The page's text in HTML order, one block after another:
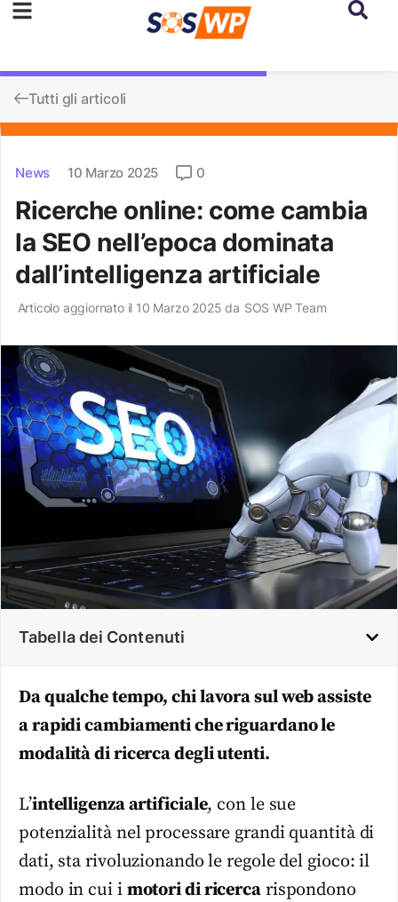
Tutti gli articoli
News 10 Marzo 2025 0
Ricerche online: come cambia
la SEO nell’epoca dominata
dall’intelligenza artificiale
Articolo aggiornato il 10 Marzo 2025 da SOS WP Team
Tabella dei Contenuti
Da qualche tempo, chi lavora sul web assiste
a rapidi cambiamenti che riguardano le
modalità di ricerca degli utenti.
L’intelligenza artificiale, con le sue
potenzialità nel processare grandi quantità di
dati, sta rivoluzionando le regole del gioco: il
modo in cui i motori di ricercarispondono